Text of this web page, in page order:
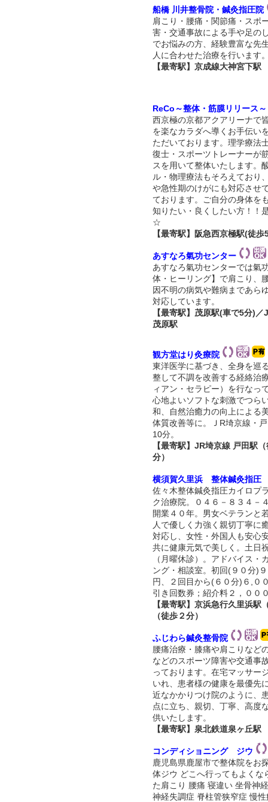
船橋 川井整骨院・鍼灸指圧院
肩こり・腰痛・関節痛・スポ
害・交通事故による手や足の
でお悩みの方、経験豊富な先
人に合わせた治療を行います
【最寄駅】京成線大神宮下駅
ReCo～整体・筋膜リリース～
西京極の京都アクアリーナで
を楽なカラダへ導くお手伝い
ただいております。理学療法
復士・スポーツトレーナーが
スを用いて整体いたします。
ル・物理療法もそろえており
や急性期のけがにも対応させ
ております。ご自分の身体を
知りたい・良くしたい方！！
☆
【最寄駅】阪急西京極駅(徒歩
あすなろ氣功センター
あすなろ氣功センターでは氣
体・ヒーリング】で肩こり、
因不明の病気や難病まであら
対応しています。
【最寄駅】茂原駅(車で5分)／
茂原駅
観方堂はり灸療院
東洋医学に基づき、全身を巡
整して不調を改善する経絡治
ィアン・セラピー）を行なっ
心地よいソフトな刺激でつら
和、自然治癒力の向上による
体質改善等に。ＪR埼京線・
10分。
【最寄駅】JR埼京線 戸田駅
分）
横須賀久里浜 整体鍼灸指圧
佐々木整体鍼灸指圧カイロプ
ク治療院。０４６－８３４－
開業４０年。男女ベテランと
人で優しく力強く親切丁寧に
対応し、女性・外国人も安心
共に健康元気で美しく。土日
（月曜休診）。アドバイス・
ング・相談室。初回(９０分)
円、２回目から(６０分)６,０
引き回数券；紹介料２，００
【最寄駅】京浜急行久里浜駅
（徒歩２分）
ふじわら鍼灸整骨院
腰痛治療・膝痛や肩こりなど
などのスポーツ障害や交通事
っております。在宅マッサー
いれ、患者様の健康を最優先
近なかかりつけ院のように、
点に立ち、親切、丁寧、高度
供いたします。
【最寄駅】泉北鉄道泉ヶ丘駅
コンディショニング ジウ
鹿児島県鹿屋市で整体院をお
体ジウ どこへ行ってもよくな
た肩こり 腰痛 寝違い 坐骨神
神経失調症 脊柱管狭窄症 慢